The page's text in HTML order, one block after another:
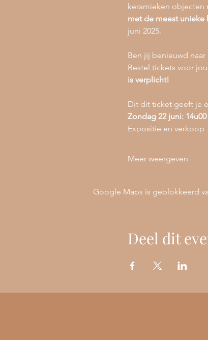
keramieken objecten
met de meest unieke
juni 2025.
Ben jij benieuwd
Bestel tickets voor
is verplicht!
Dit dit ticket geeft je
Zondag 22 juni: 14u00
Expositie en verkoop
Meer weergeven
Google Maps is geblokkeerd
Deel dit